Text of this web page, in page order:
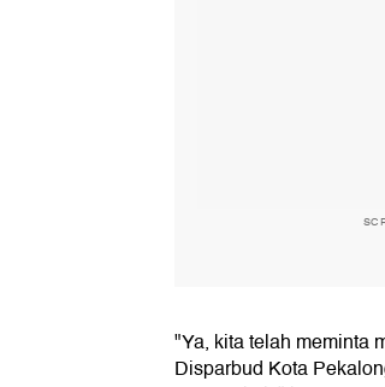
"Ya, kita telah meminta
Disparbud Kota